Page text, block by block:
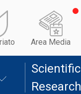
Area Media
Scientific
Research